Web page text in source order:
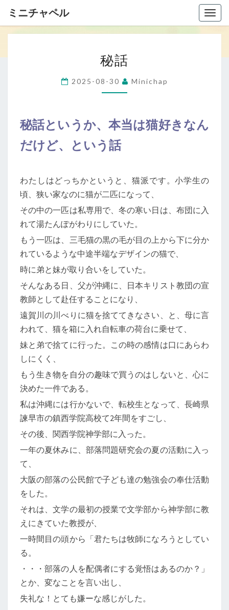
ミニチャペル
話
秘話
2025-08-30 Minichap
秘話というか、本当は猫好きなん
だけど、という話
わたしはどっちかというと、猫派です。小学生の
頃、狭い家なのに猫が二匹になって、
その中の一匹は私専用で、冬の寒い日は、布団に入
れて湯たんぽがわりにしていた。
もう一匹は、三毛猫の黒の毛が目の上から下に分か
れているような中途半端なデザインの猫で、
時に弟と妹が取り合いをしていた。
そんなある日、父が沖縄に、日本キリスト教団の宣
教師として赴任することになり、
遠賀川の川べりに猫を捨ててきなさい、と、母に言
われて、猫を箱に入れ自転車の荷台に乗せて、
妹と弟で捨てに行った。この時の感情は口にあらわ
しにくく、
もう生き物を自分の趣味で買うのはしないと、心に
決めた一件である。
私は沖縄には行かないで、転校生となって、長崎県
諫早市の鎮西学院高校て2年間をすごし、
その後、関西学院神学部に入った。
一年の夏休みに、部落問題研究会の夏の活動に入っ
て、
大阪の部落の公民館で子ども達の勉強会の奉仕活動
をした。
それは、文学の最初の授業で文学部から神学部に教
えにきていた教授が、
一時間目の頭から「君たちは牧師になろうとしてい
る。
・・・部落の人を配偶者にする覚悟はあるのか？」
とか、変なことを言い出し、
失礼な！とても嫌ーな感じがした。